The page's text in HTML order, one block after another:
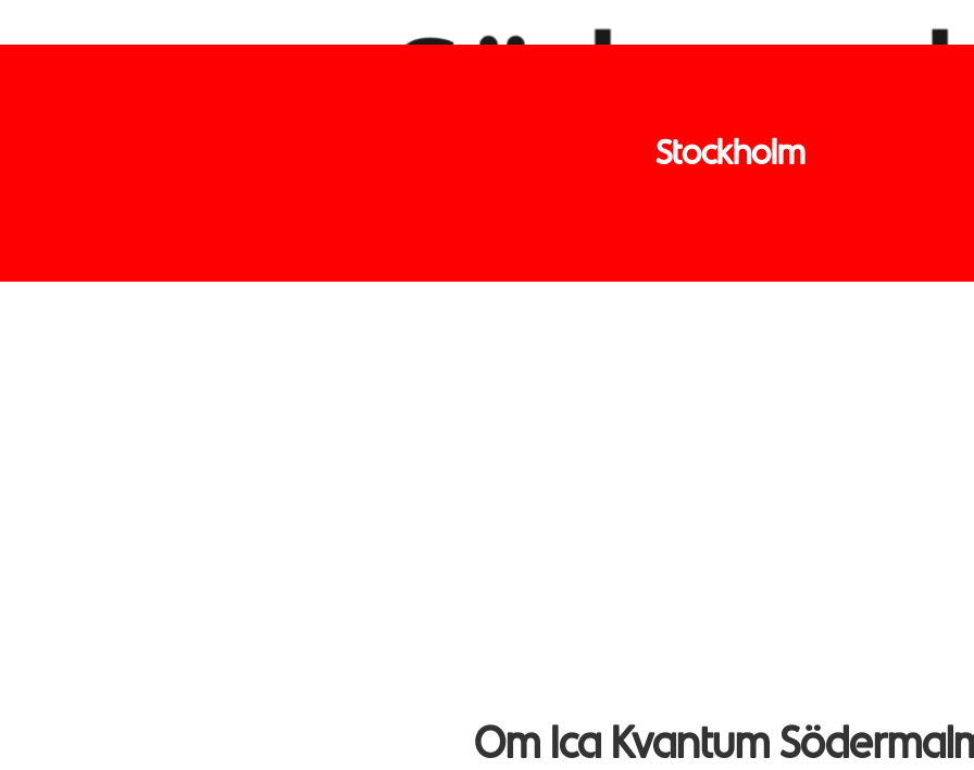
Stockholm
Om Ica Kvantum